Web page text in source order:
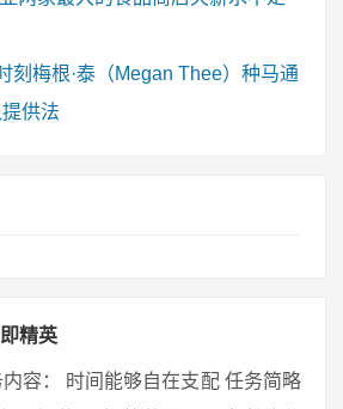
刻梅根·泰（Megan Thee）种马通
供法
即精英
容： 时间能够自在支配 任务简略